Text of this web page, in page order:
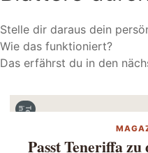
Stelle dir daraus dein
Wie das funktioniert?
Das erfährst du in den
T
e
n
e
r
if
f
a
in
s
id
e
Passt Teneriffa